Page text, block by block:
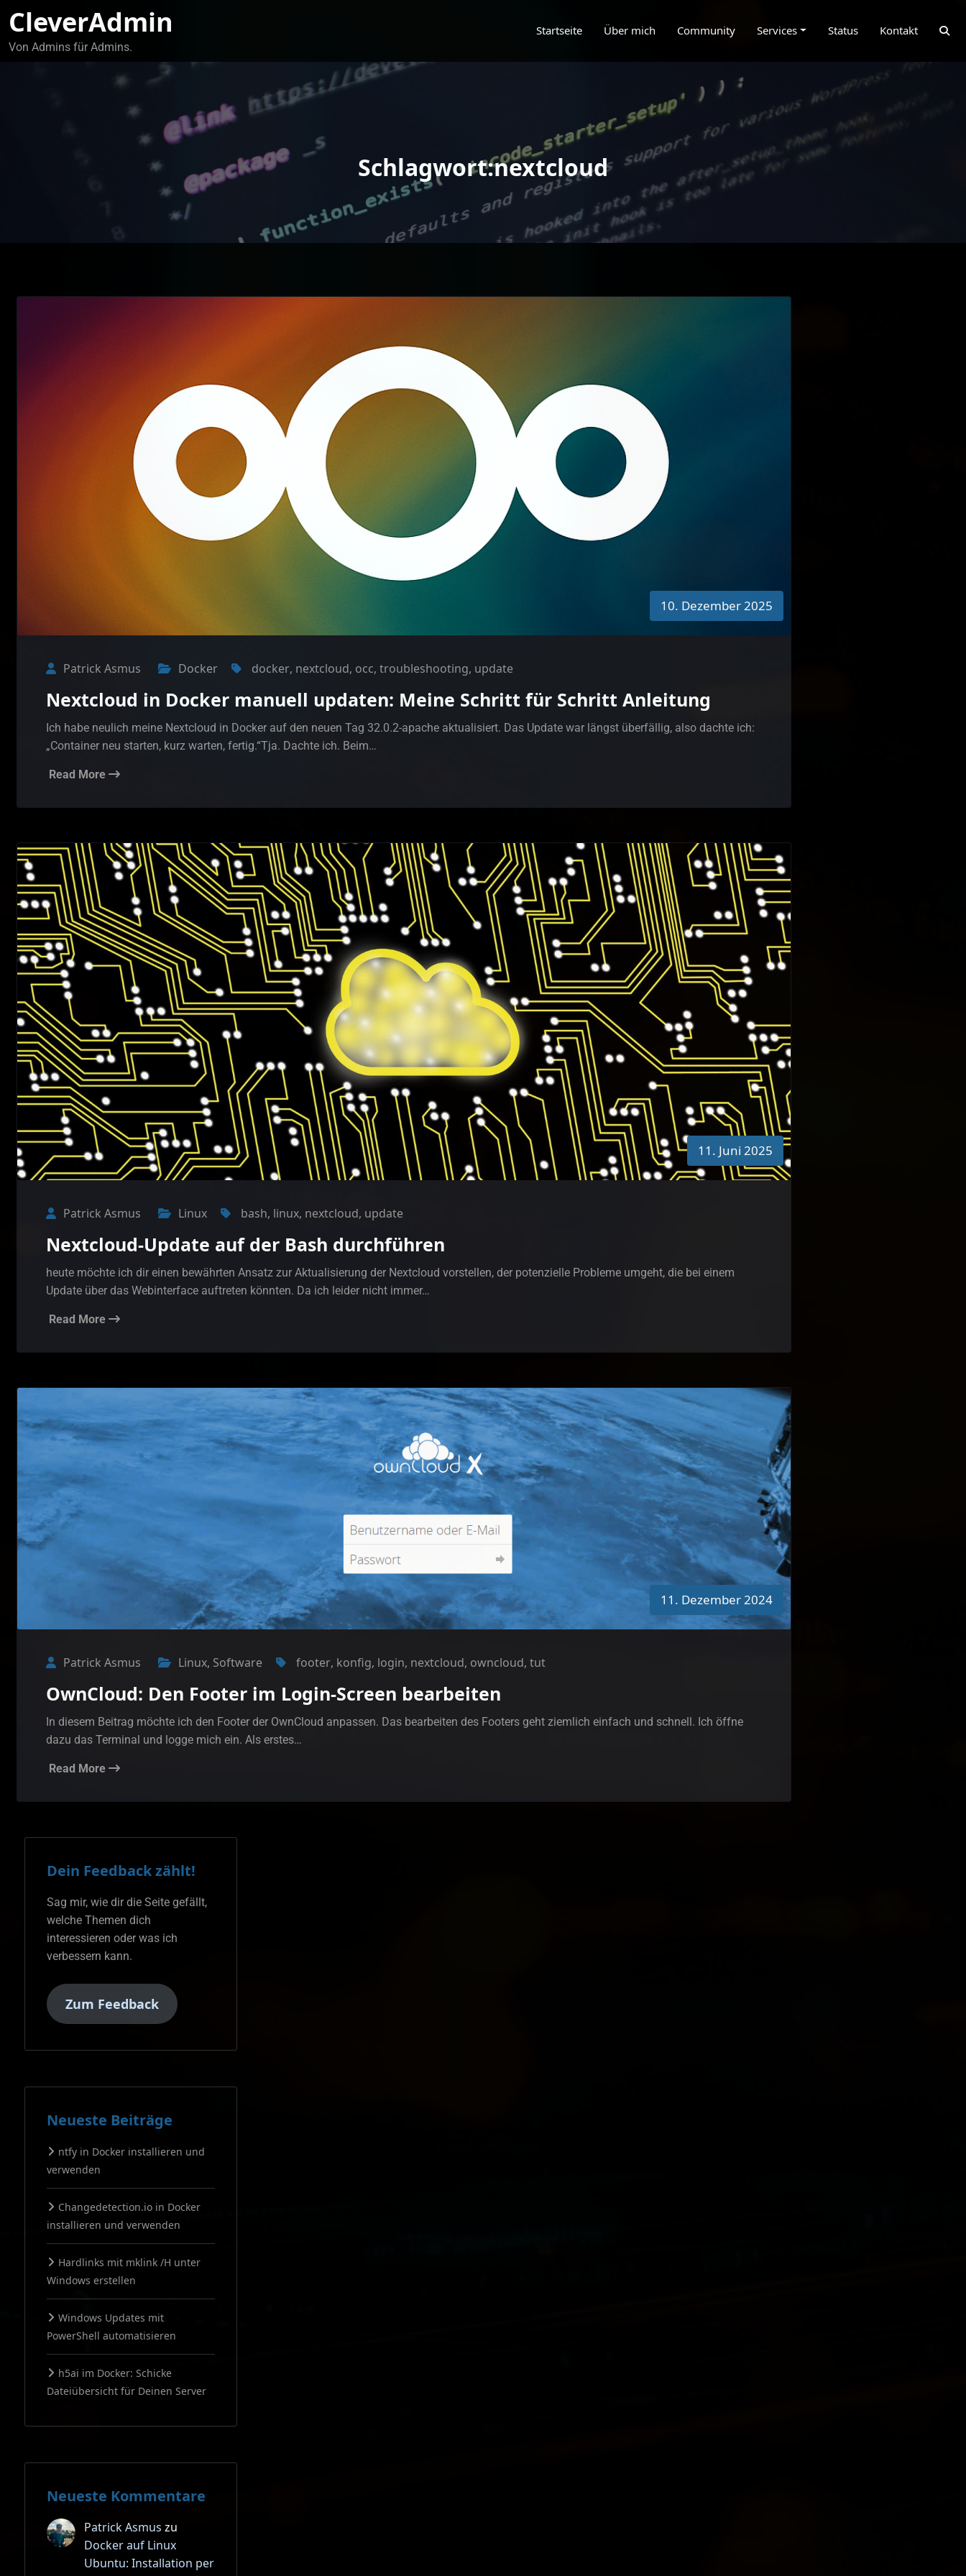
Inhalt
springen
CleverAdmin
Von Admins für Admins.
Startseite Über mich Community Services Status Kontakt
Schlagwort:nextcloud
10. Dezember 2025
Patrick Asmus Docker docker, nextcloud, occ, troubleshooting, update
Nextcloud in Docker manuell updaten: Meine Schritt für Schritt Anleitung
Ich habe neulich meine Nextcloud in Docker auf den neuen Tag 32.0.2-apache aktualisiert. Das Update war längst überfällig, also dachte ich:
„Container neu starten, kurz warten, fertig.“Tja. Dachte ich. Beim…
Read More
11. Juni 2025
Patrick Asmus Linux bash, linux, nextcloud, update
Nextcloud-Update auf der Bash durchführen
heute möchte ich dir einen bewährten Ansatz zur Aktualisierung der Nextcloud vorstellen, der potenzielle Probleme umgeht, die bei einem
Update über das Webinterface auftreten könnten. Da ich leider nicht immer…
Read More
11. Dezember 2024
Patrick Asmus Linux, Software footer, konfig, login, nextcloud, owncloud, tut
OwnCloud: Den Footer im Login-Screen bearbeiten
In diesem Beitrag möchte ich den Footer der OwnCloud anpassen. Das bearbeiten des Footers geht ziemlich einfach und schnell. Ich öffne
dazu das Terminal und logge mich ein. Als erstes…
Read More
Dein Feedback zählt!
Sag mir, wie dir die Seite gefällt,
welche Themen dich
interessieren oder was ich
verbessern kann.
Zum Feedback
Neueste Beiträge
ntfy in Docker installieren und
verwenden
Changedetection.io in Docker
installieren und verwenden
Hardlinks mit mklink /H unter
Windows erstellen
Windows Updates mit
PowerShell automatisieren
h5ai im Docker: Schicke
Dateiübersicht für Deinen Server
Neueste Kommentare
Patrick Asmus zu
Docker auf Linux
Ubuntu: Installation per